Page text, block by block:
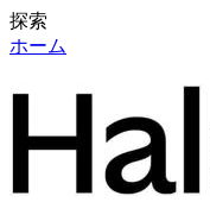
探索
ホーム